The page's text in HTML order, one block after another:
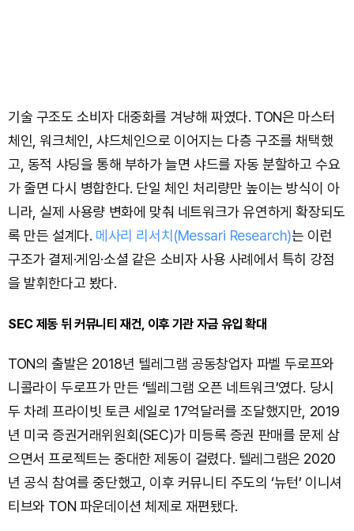
기술 구조도 소비자 대중화를 겨냥해 짜였다. TON은 마스터
체인, 워크체인, 샤드체인으로 이어지는 다층 구조를 채택했
고, 동적 샤딩을 통해 부하가 늘면 샤드를 자동 분할하고 수요
가 줄면 다시 병합한다. 단일 체인 처리량만 높이는 방식이 아
니라, 실제 사용량 변화에 맞춰 네트워크가 유연하게 확장되도
록 만든 설계다. 메사리 리서치(Messari Research)는 이런
구조가 결제·게임·소셜 같은 소비자 사용 사례에서 특히 강점
을 발휘한다고 봤다.
SEC 제동 뒤 커뮤니티 재건, 이후 기관 자금 유입 확대
TON의 출발은 2018년 텔레그램 공동창업자 파벨 두로프와
니콜라이 두로프가 만든 ‘텔레그램 오픈 네트워크’였다. 당시
두 차례 프라이빗 토큰 세일로 17억달러를 조달했지만, 2019
년 미국 증권거래위원회(SEC)가 미등록 증권 판매를 문제 삼
으면서 프로젝트는 중대한 제동이 걸렸다. 텔레그램은 2020
년 공식 참여를 중단했고, 이후 커뮤니티 주도의 ‘뉴턴’ 이니셔
티브와 TON 파운데이션 체제로 재편됐다.